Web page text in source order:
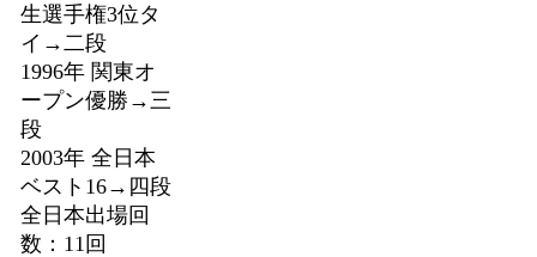
生選手権3位タ
イ→二段
1996年 関東オ
ープン優勝→三
段
2003年 全日本
ベスト16→四段
全日本出場回
数：11回